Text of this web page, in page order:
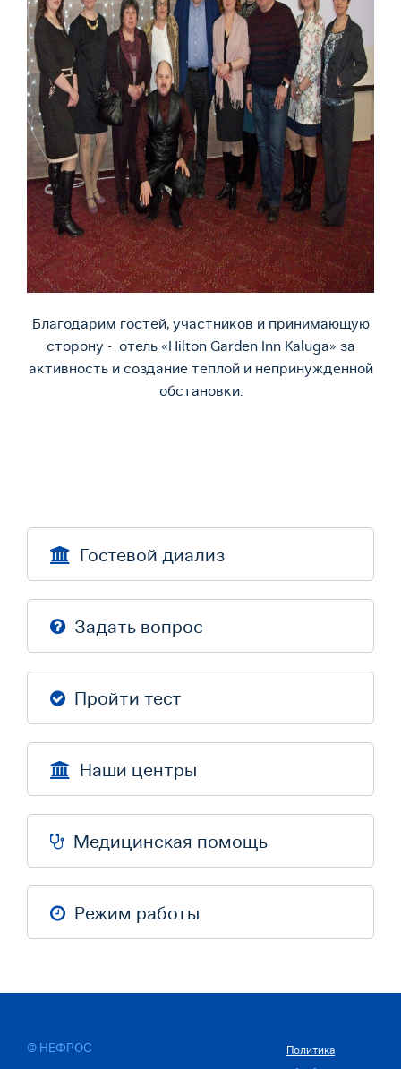
Благодарим гостей, участников и принимающую
сторону - отель «Hilton Garden Inn Kaluga» за
активность и создание теплой и непринужденной
обстановки.
Гостевой диализ
Задать вопрос
Пройти тест
Наши центры
Медицинская помощь
Режим работы
© НЕФРОС
Политика